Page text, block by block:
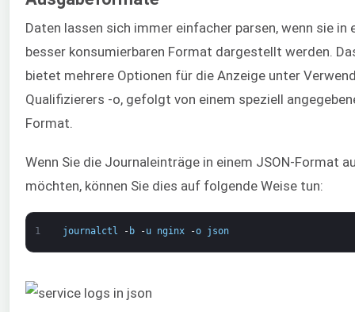
Daten lassen sich immer einfacher parsen, wenn sie in
besser konsumierbaren Format dargestellt werden.
bietet mehrere Optionen für die Anzeige unter
Qualifizierers -o, gefolgt von einem speziell
Format.
Wenn Sie die Journaleinträge in einem JSON-Format
möchten, können Sie dies auf folgende Weise tun:
1 journalctl - b -u nginx -o json